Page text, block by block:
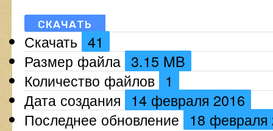
СКАЧАТЬ
Скачать 41
Размер файла 3.15 MB
Количество файлов 1
Дата создания 14 февраля 2016
Последнее обновление 18 февраля